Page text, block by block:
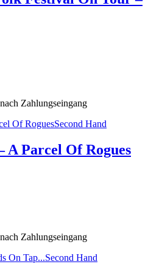
Zahlungseingang
Second Hand
A Parcel Of Rogues
Zahlungseingang
Second Hand